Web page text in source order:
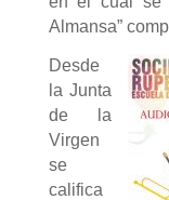
Almansa”
Desde
la Junta
de la
Virgen
se
califica